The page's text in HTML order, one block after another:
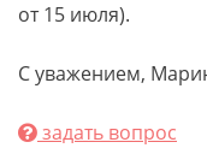
от 15 июля).
С уважением,
задать вопрос